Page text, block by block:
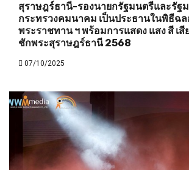
สุราษฎร์ธานี-รองนายกรัฐมนตรีและรัฐ
กระทรวงคมนาคม เป็นประธานในพิธีฉล
พระราชทาน ฯ พร้อมการแสดง แสง สี เสี
ชักพระสุราษฎร์ธานี 2568
07/10/2025